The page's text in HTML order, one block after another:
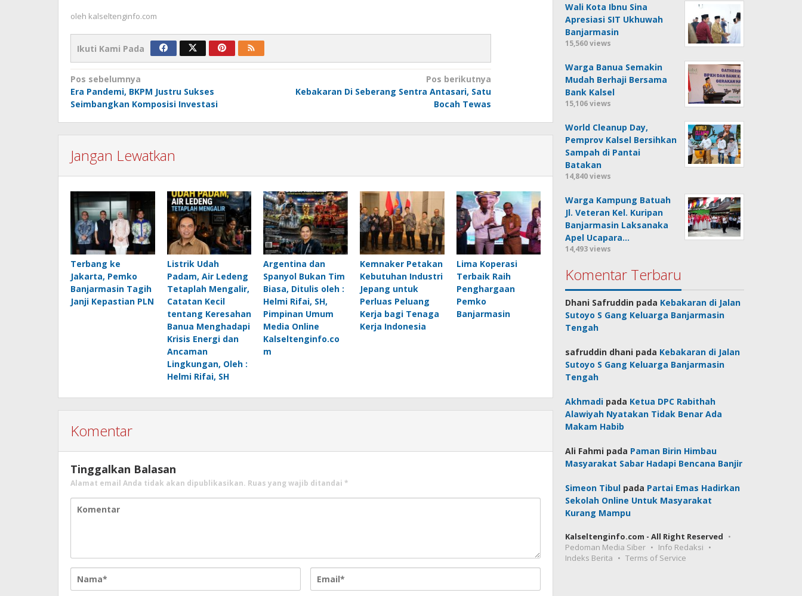
oleh kalseltenginfo.com
Ikuti Kami Pada
Navigasi
pos
Pos sebelumnya
Era Pandemi, BKPM Justru Sukses
Seimbangkan Komposisi Investasi
Pos berikutnya
Kebakaran Di Seberang Sentra Antasari, Satu
Bocah Tewas
Jangan Lewatkan
Terbang ke
Jakarta, Pemko
Banjarmasin Tagih
Janji Kepastian PLN
Listrik Udah
Padam, Air Ledeng
Tetaplah Mengalir,
Catatan Kecil
tentang Keresahan
Banua Menghadapi
Krisis Energi dan
Ancaman
Lingkungan, Oleh :
Helmi Rifai, SH
Argentina dan
Spanyol Bukan Tim
Biasa, Ditulis oleh :
Helmi Rifai, SH,
Pimpinan Umum
Media Online
Kalseltenginfo.co
m
Kemnaker Petakan
Kebutuhan Industri
Jepang untuk
Perluas Peluang
Kerja bagi Tenaga
Kerja Indonesia
Lima Koperasi
Terbaik Raih
Penghargaan
Pemko
Banjarmasin
Komentar
Tinggalkan Balasan
Alamat email Anda tidak akan dipublikasikan. Ruas yang wajib ditandai *
Wali Kota Ibnu Sina
Apresiasi SIT Ukhuwah
Banjarmasin
15,560 views
Warga Banua Semakin
Mudah Berhaji Bersama
Bank Kalsel
15,106 views
World Cleanup Day,
Pemprov Kalsel Bersihkan
Sampah di Pantai
Batakan
14,840 views
Warga Kampung Batuah
Jl. Veteran Kel. Kuripan
Banjarmasin Laksanaka
Apel Ucapara…
14,493 views
Komentar Terbaru
Dhani Safruddin pada Kebakaran di Jalan
Sutoyo S Gang Keluarga Banjarmasin
Tengah
safruddin dhani pada Kebakaran di Jalan
Sutoyo S Gang Keluarga Banjarmasin
Tengah
Akhmadi pada Ketua DPC Rabithah
Alawiyah Nyatakan Tidak Benar Ada
Makam Habib
Ali Fahmi pada Paman Birin Himbau
Masyarakat Sabar Hadapi Bencana Banjir
Simeon Tibul pada Partai Emas Hadirkan
Sekolah Online Untuk Masyarakat
Kurang Mampu
Kalseltenginfo.com - All Right Reserved
Pedoman Media Siber
Info Redaksi
Indeks Berita
Terms of Service